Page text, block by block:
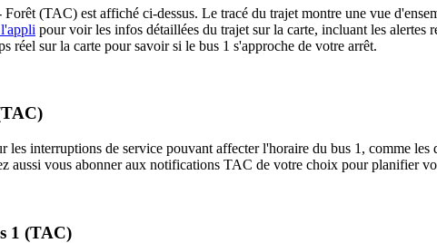
(TAC) est affiché ci-dessus. Le tracé du trajet montre une vue
pour voir les infos détaillées du trajet sur la carte, incluant les alertes
réel sur la carte pour savoir si le bus 1 s'approche de votre arrêt.
les interruptions de service pouvant affecter l'horaire du bus 1, comme les
aussi vous abonner aux notifications TAC de votre choix pour planifier
1 (TAC)